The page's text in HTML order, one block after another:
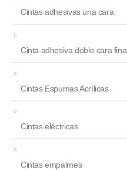
Cintas adhesivas una cara
Cinta adhesiva doble cara fina
Cintas Espumas Acrílicas
Cintas eléctricas
Cintas empalmes